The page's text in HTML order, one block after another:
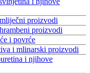
proizvodi
proizvodi
i povrće
i mlinarski proizvodi
i njihove